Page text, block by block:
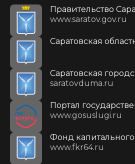
Правительство
www.saratov.gov.ru
Саратовская
Саратовская
saratovduma.ru
Портал
www.gosuslugi.ru
Фонд
www.fkr64.ru